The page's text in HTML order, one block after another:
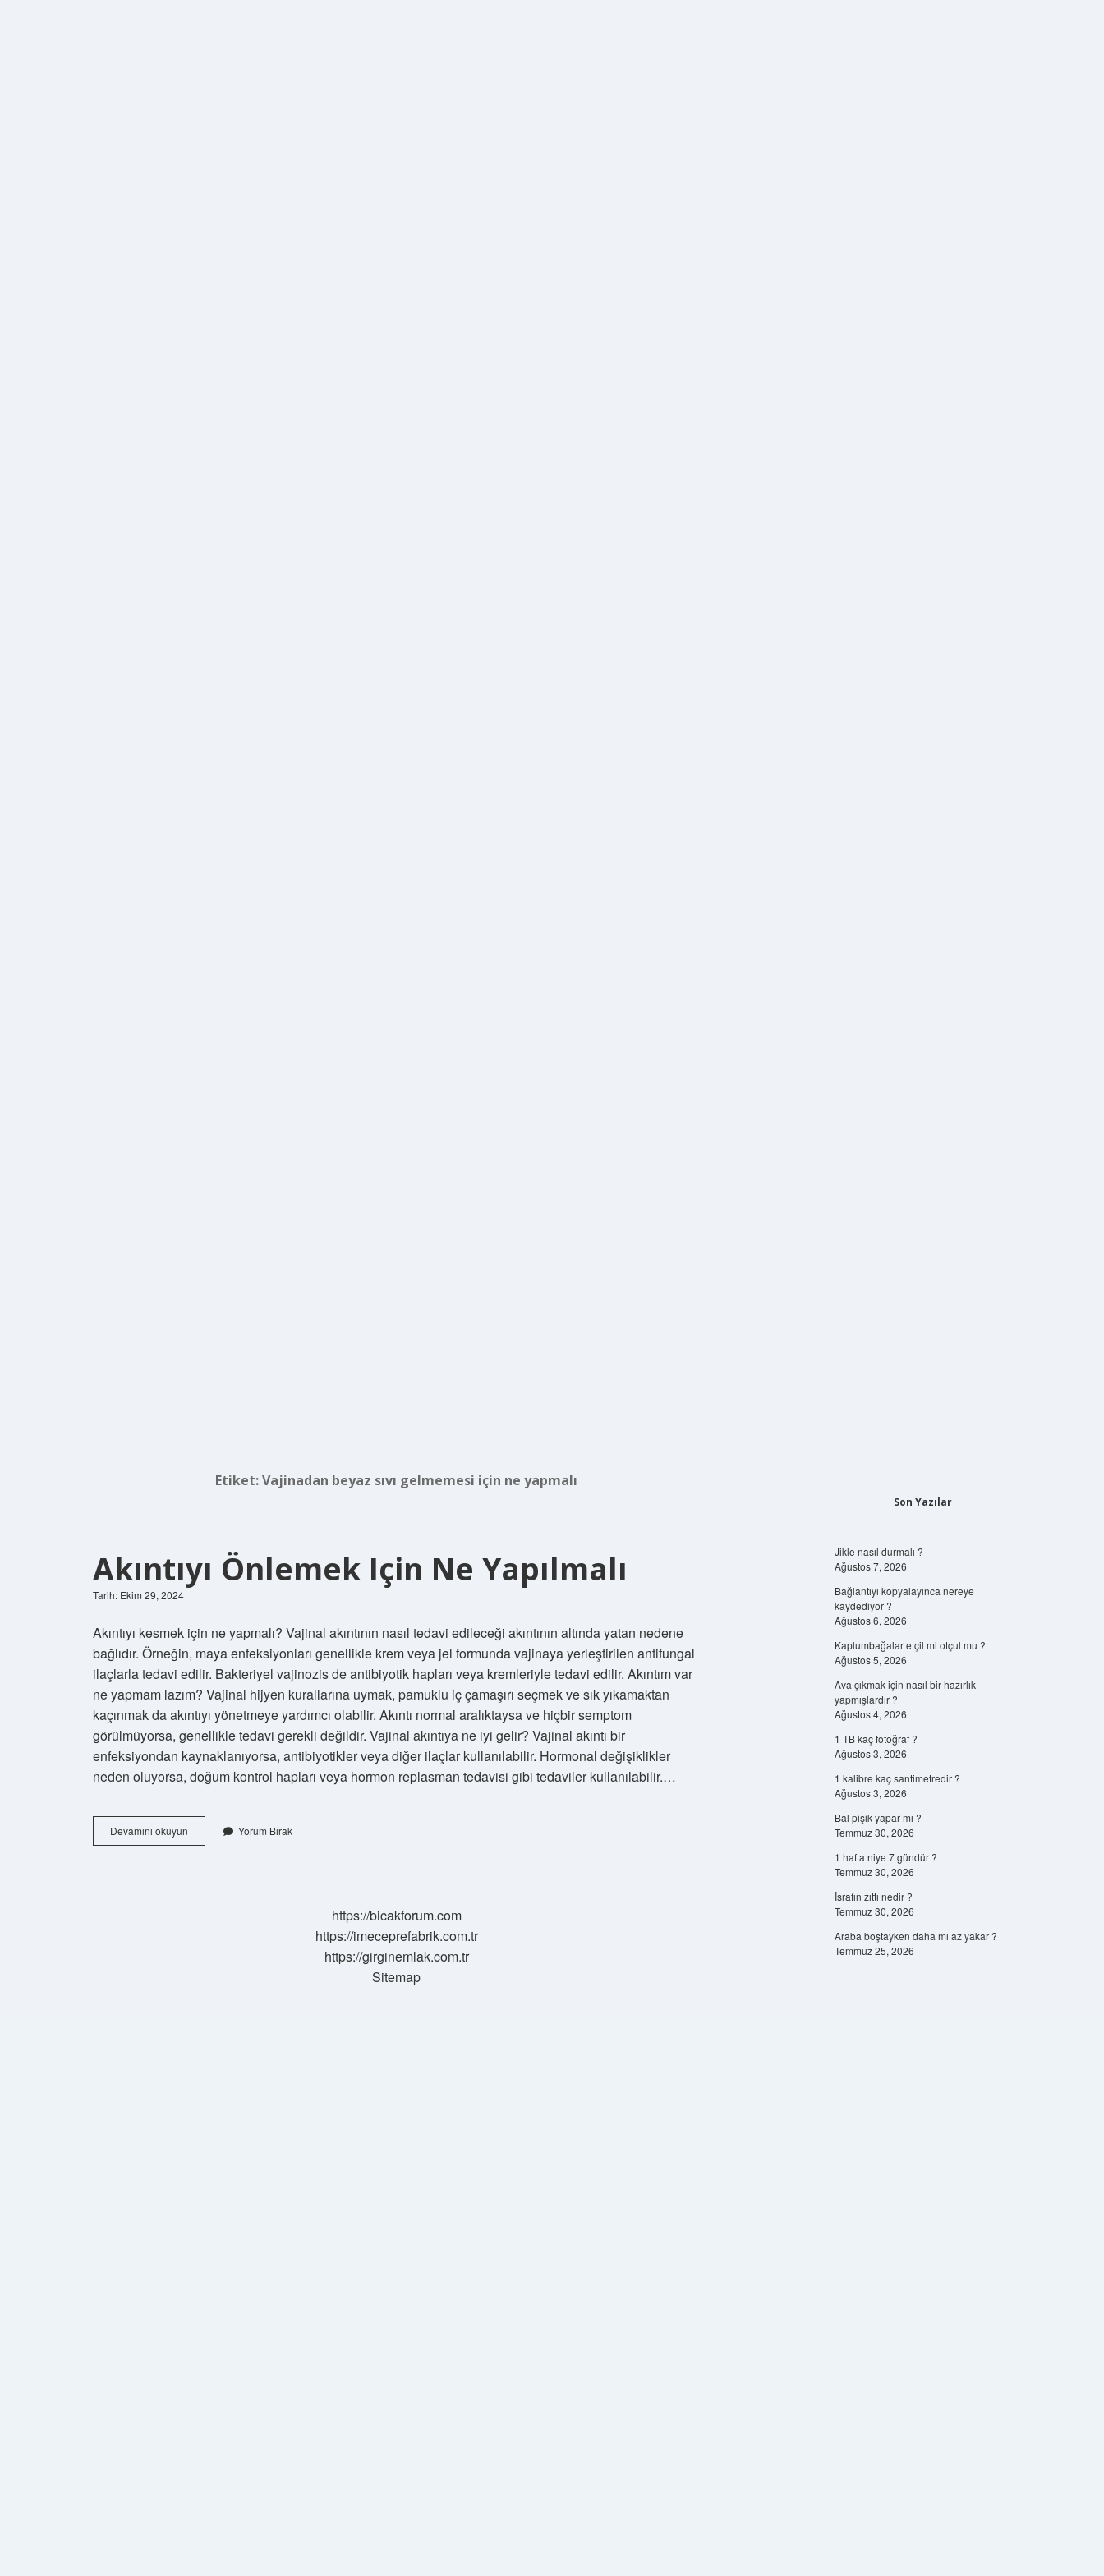
Etiket:Vajinadan beyaz sıvı gelmemesi için ne yapmalı
Akıntıyı Önlemek Için Ne Yapılmalı
Tarih: Ekim 29, 2024
Akıntıyı kesmek için ne yapmalı? Vajinal akıntının nasıl tedavi edileceği akıntının altında yatan nedene
bağlıdır. Örneğin, maya enfeksiyonları genellikle krem ​​veya jel formunda vajinaya yerleştirilen antifungal
ilaçlarla tedavi edilir. Bakteriyel vajinozis de antibiyotik hapları veya kremleriyle tedavi edilir. Akıntım var
ne yapmam lazım? Vajinal hijyen kurallarına uymak, pamuklu iç çamaşırı seçmek ve sık yıkamaktan
kaçınmak da akıntıyı yönetmeye yardımcı olabilir. Akıntı normal aralıktaysa ve hiçbir semptom
görülmüyorsa, genellikle tedavi gerekli değildir. Vajinal akıntıya ne iyi gelir? Vajinal akıntı bir
enfeksiyondan kaynaklanıyorsa, antibiyotikler veya diğer ilaçlar kullanılabilir. Hormonal değişiklikler
neden oluyorsa, doğum kontrol hapları veya hormon replasman tedavisi gibi tedaviler kullanılabilir.…
Devamını okuyun
Önlemek
Yorum Bırak
https://bicakforum.com
https://imeceprefabrik.com.tr
https://girginemlak.com.tr
Sitemap
Son Yazılar
Jikle nasıl durmalı ?
Ağustos 7, 2026
Bağlantıyı kopyalayınca nereye
kaydediyor ?
Ağustos 6, 2026
Kaplumbağalar etçil mi otçul mu ?
Ağustos 5, 2026
Ava çıkmak için nasıl bir hazırlık
yapmışlardır ?
Ağustos 4, 2026
1 TB kaç fotoğraf ?
Ağustos 3, 2026
1 kalibre kaç santimetredir ?
Ağustos 3, 2026
Bal pişik yapar mı ?
Temmuz 30, 2026
1 hafta niye 7 gündür ?
Temmuz 30, 2026
İsrafın zıttı nedir ?
Temmuz 30, 2026
Araba boştayken daha mı az yakar ?
Temmuz 25, 2026